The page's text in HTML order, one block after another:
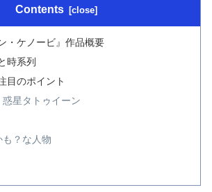
Contents
・ケノービ』作品概要
時系列
目のポイント
惑星タトゥイーン
？な人物